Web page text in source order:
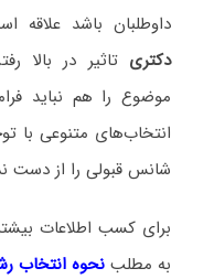
داوطلبان باشد
دکتری تاثیر در بالا
موضوع را هم نباید
انتخاب‌های متنوعی با
شانس قبولی را از دست
برای کسب اطلاعات
به مطلب نحوه انتخاب